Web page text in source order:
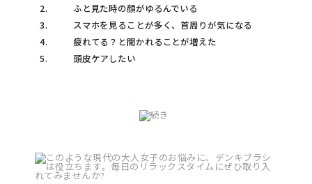
ふと見た時の顔がゆるんでいる
スマホを見ることが多く、首周りが気になる
疲れてる？と聞かれることが増えた
頭皮ケアしたい